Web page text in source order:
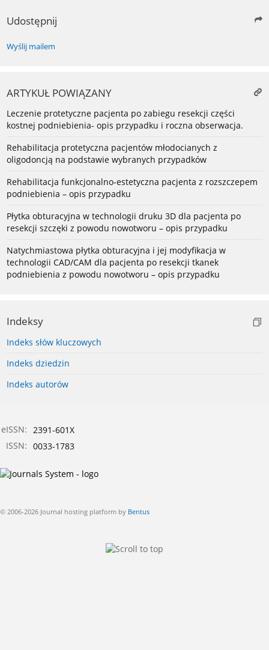
Udostępnij
Wyślij mailem
ARTYKUŁ POWIĄZANY
Leczenie protetyczne pacjenta po zabiegu resekcji części
kostnej podniebienia- opis przypadku i roczna obserwacja.
Rehabilitacja protetyczna pacjentów młodocianych z
oligodoncją na podstawie wybranych przypadków
Rehabilitacja funkcjonalno-estetyczna pacjenta z rozszczepem
podniebienia – opis przypadku
Płytka obturacyjna w technologii druku 3D dla pacjenta po
resekcji szczęki z powodu nowotworu – opis przypadku
Natychmiastowa płytka obturacyjna i jej modyfikacja w
technologii CAD/CAM dla pacjenta po resekcji tkanek
podniebienia z powodu nowotworu – opis przypadku
Indeksy
Indeks słów kluczowych
Indeks dziedzin
Indeks autorów
eISSN: 2391-601X
ISSN: 0033-1783
© 2006-2026 Journal hosting platform by Bentus